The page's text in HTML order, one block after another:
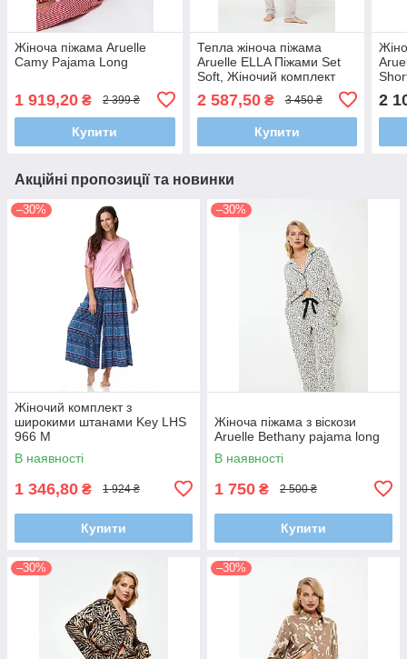
Жіноча піжама Aruelle
Camy Pajama Long
1 919,20 ₴ 2 399 ₴
Купити
Тепла жіноча піжама
Aruelle ELLA Піжами Set
Soft, Жіночий комплект
відпочинку
2 587,50₴ 3 450 ₴
Купити
2
Акційні пропозиції та новинки
–30%
Жіночий комплект з
широкими штанами Key LHS
966 M
В наявності
1 346,80 ₴ 1 924 ₴
Купити
–30%
Жіноча піжама з віскози
Aruelle Bethany pajama long
В наявності
1 750 ₴ 2 500 ₴
Купити
–30% –30%